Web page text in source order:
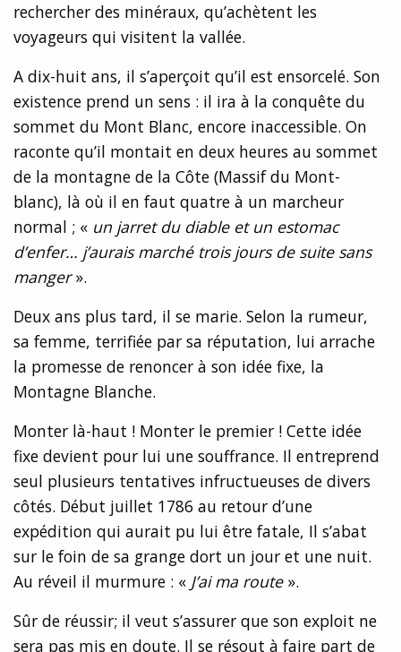
rechercher des minéraux, qu’achètent les
voyageurs qui visitent la vallée.
A dix-huit ans, il s’aperçoit qu’il est ensorcelé. Son
existence prend un sens : il ira à la conquête du
sommet du Mont Blanc, encore inaccessible. On
raconte qu’il montait en deux heures au sommet
de la montagne de la Côte (Massif du Mont-
blanc), là où il en faut quatre à un marcheur
normal ; « un jarret du diable et un estomac
d’enfer… j’aurais marché trois jours de suite sans
manger».
Deux ans plus tard, il se marie. Selon la rumeur,
sa femme, terrifiée par sa réputation, lui arrache
la promesse de renoncer à son idée fixe, la
Montagne Blanche.
Monter là-haut ! Monter le premier ! Cette idée
fixe devient pour lui une souffrance. Il entreprend
seul plusieurs tentatives infructueuses de divers
côtés. Début juillet 1786 au retour d’une
expédition qui aurait pu lui être fatale, Il s’abat
sur le foin de sa grange dort un jour et une nuit.
Au réveil il murmure : « J’ai ma route».
Sûr de réussir; il veut s’assurer que son exploit ne
sera pas mis en doute. Il se résout à faire part de